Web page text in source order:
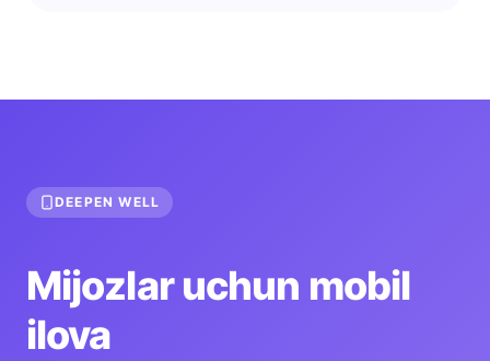
DEEPEN WELL
Mijozlar uchun mobil
ilova